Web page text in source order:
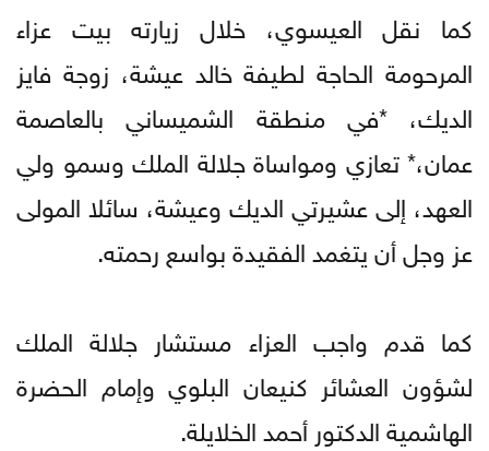
كما نقل العيسوي، خلال زيارته بيت عزاء
المرحومة الحاجة لطيفة خالد عيشة، زوجة فايز
الديك، *في منطقة الشميساني بالعاصمة
عمان،* تعازي ومواساة جلالة الملك وسمو ولي
العهد، إلى عشيرتي الديك وعيشة، سائلا المولى
عز وجل أن يتغمد الفقيدة بواسع رحمته.
كما قدم واجب العزاء مستشار جلالة الملك
لشؤون العشائر كنيعان البلوي وإمام الحضرة
الهاشمية الدكتور أحمد الخلايلة.